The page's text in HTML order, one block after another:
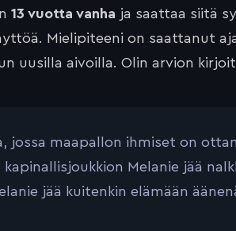
13 vuotta vanha ja saattaa siitä
Mielipiteeni on saattanut
uusilla aivoilla. Olin arvion
jossa maapallon ihmiset on
kapinallisjoukkion Melanie jää
jää kuitenkin elämään